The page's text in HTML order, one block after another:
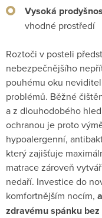
Vysoká
vhodné prostředí
Roztoči v posteli
nebezpečnějšího
pouhému oku
problémů. Běžné
a z dlouhodobého
ochranou je proto
hypoalergenní,
který zajišťuje
matrace zároveň
nedaří. Investice do
komfortnějším nocím,
zdravému spánku